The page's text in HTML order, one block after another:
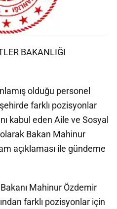
BAKANLIĞI
olduğu personel
şehirde farklı pozisyonlar
kabul eden Aile ve Sosyal
Bakan Mahinur
açıklaması ile gündeme
Mahinur Özdemir
farklı pozisyonlar için